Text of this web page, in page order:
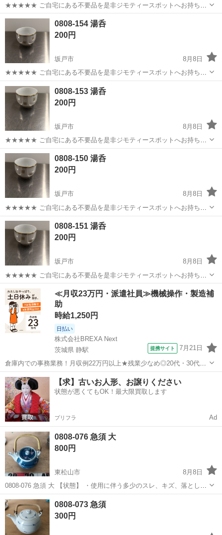
★★★★★ ご自宅にある不要品を是非ジモティースポットへお持ち込
みしませんか？ 家電、趣味・スポーツ・レジャー用品、こども用品、
衣料服飾品、生活雑貨、家具、本、CD・DVDなどが無料でまとめて持
ち込めます！ ※詳細はこ...
埼玉 坂戸市 湯呑
0808-154 湯呑
200円
坂戸市
8月8日
★★★★★ ご自宅にある不要品を是非ジモティースポットへお持ち込
みしませんか？ 家電、趣味・スポーツ・レジャー用品、こども用品、
衣料服飾品、生活雑貨、家具、本、CD・DVDなどが無料でまとめて持
ち込めます！ ※詳細はこ...
埼玉 坂戸市 湯呑
0808-153 湯呑
200円
坂戸市
8月8日
★★★★★ ご自宅にある不要品を是非ジモティースポットへお持ち込
みしませんか？ 家電、趣味・スポーツ・レジャー用品、こども用品、
衣料服飾品、生活雑貨、家具、本、CD・DVDなどが無料でまとめて持
ち込めます！ ※詳細はこ...
埼玉 坂戸市 湯呑
0808-150 湯呑
200円
坂戸市
8月8日
★★★★★ ご自宅にある不要品を是非ジモティースポットへお持ち込
みしませんか？ 家電、趣味・スポーツ・レジャー用品、こども用品、
衣料服飾品、生活雑貨、家具、本、CD・DVDなどが無料でまとめて持
ち込めます！ ※詳細はこ...
埼玉 坂戸市 湯呑
0808-151 湯呑
200円
坂戸市
8月8日
★★★★★ ご自宅にある不要品を是非ジモティースポットへお持ち込
みしませんか？ 家電、趣味・スポーツ・レジャー用品、こども用品、
衣料服飾品、生活雑貨、家具、本、CD・DVDなどが無料でまとめて持
ち込めます！ ※詳細はこ...
埼玉 坂戸市 食器 湯呑
≪月収23万円・派遣社員≫機械操作・製造補
助
時給1,250円
日払い
株式会社BREXA Next
茨城県 静駅
提携サイト 7月21日
倉庫内での事務業務！月収例22万円以上★残業少なめ◎20代・30代・
40代の男女活躍中！空調完備で快適作業★食堂利用可◎マイカー通勤
OK◎無料駐車場完備！《茨城県常陸大宮市》 人気の工場のお仕事 ◇
電子部品製造倉庫内の事務...
茨城 常陸大宮市 静駅 その他
【求】古いお人形、お譲りください
状態が悪くてもOK！最大限買取します
プリフラ Ad
0808-076 急須 大
800円
東松山市
8月8日
0808-076 急須 大 【状態】 ・使用に伴う多少のスレ、キズ、落としき
れない汚れなどございます ・詳細は現地でご確認ください ・お値引き
は出来かねますのでご了承願います ※中古品のため、状態について
は...
埼玉 東松山市 急須
0808-073 急須
300円